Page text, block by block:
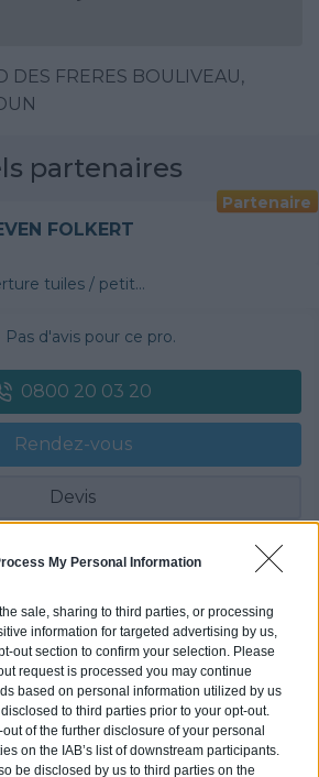
My Personal Information
sale, sharing to third parties, or processing
information for targeted advertising by us,
out section to confirm your selection. Please
request is processed you may continue
based on personal information utilized by us
to third parties prior to your opt-out.
of the further disclosure of your personal
on the IAB’s list of downstream participants.
be disclosed by us to third parties on the
DES FRERES BOULIVEAU,
partenaires
Partenaire
FOLKERT
tuiles / petits éléments
Pas d'avis pour ce pro.
0800 20 03 20
Rendez-vous
Devis
: Non communiqué
Partenaire
ENERGIE
Borne de recharge